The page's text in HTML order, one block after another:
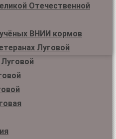
Отечественной
ВНИИ кормов
Луговой